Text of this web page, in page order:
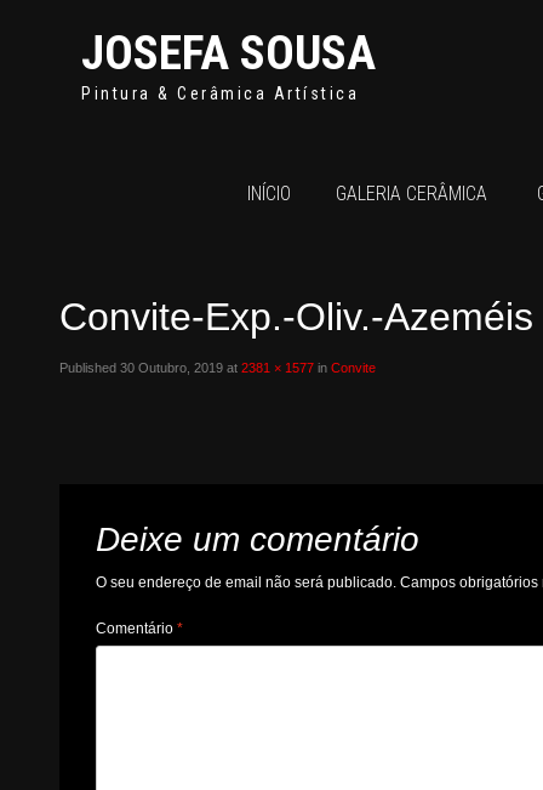
JOSEFA SOUSA
Pintura & Cerâmica Artística
INÍCIO GALERIA CERÂMICA
Convite-Exp.-Oliv.-Azeméis
Published30 Outubro, 2019 at2381 × 1577 inConvite
Deixe um comentário
O seu endereço de email não será publicado. Campos
Comentário*